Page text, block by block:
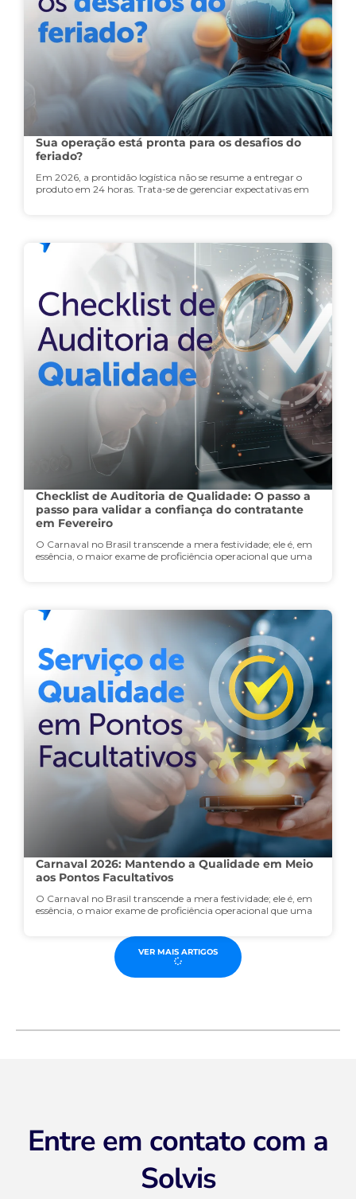
Sua operação está pronta para os desafios do
feriado?
Em 2026, a prontidão logística não se resume a entregar o
produto em 24 horas. Trata-se de gerenciar expectativas em
Checklist de Auditoria de Qualidade: O passo a
passo para validar a confiança do contratante
em Fevereiro
O Carnaval no Brasil transcende a mera festividade; ele é, em
essência, o maior exame de proficiência operacional que uma
Carnaval 2026: Mantendo a Qualidade em Meio
aos Pontos Facultativos
O Carnaval no Brasil transcende a mera festividade; ele é, em
essência, o maior exame de proficiência operacional que uma
VER MAIS ARTIGOS
Entre em contato com a
Solvis